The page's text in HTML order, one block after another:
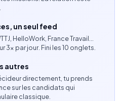
catégorie des produits
à l'oral comme à
un seul feed
HelloWork, France Travail…
3× par jour. Fini les 10 onglets.
autres
directement, tu prends
sur les candidats qui
classique.